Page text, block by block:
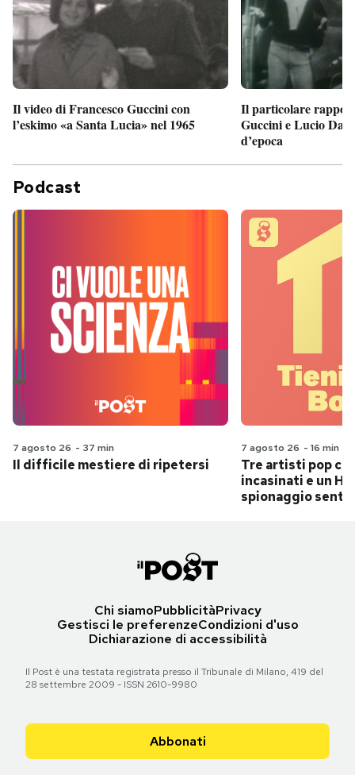
Il video di Francesco Guccini con
l’eskimo «a Santa Lucia» nel 1965
Il particolare
Guccini e Lucio
d’epoca
Podcast
7 agosto 26 - 37 min
Il difficile mestiere di ripetersi
7 agosto 26 - 16 min
Tre artisti pop
incasinati e un
spionaggio
Chi siamoPubblicitàPrivacy
Gestisci le preferenzeCondizioni d'uso
Dichiarazione di accessibilità
Il Post è una testata registrata presso il Tribunale di Milano, 419 del
28 settembre 2009 - ISSN 2610-9980
Abbonati